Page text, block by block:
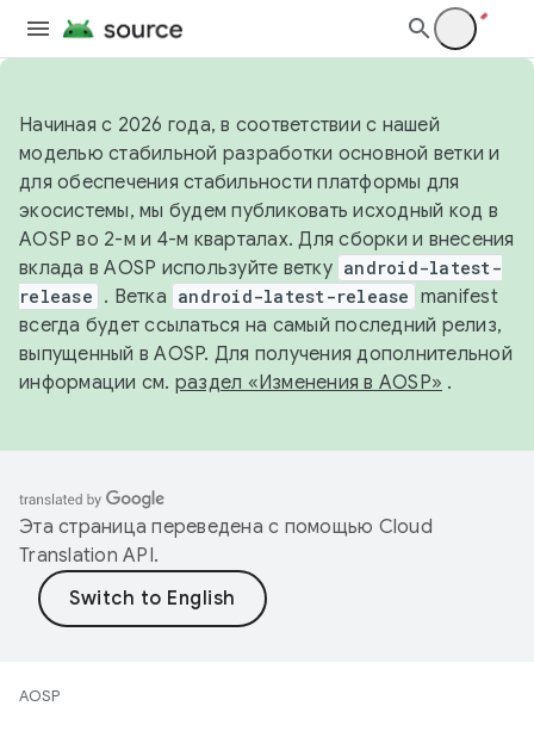
Начиная с 2026 года, в соответствии с нашей
моделью стабильной разработки основной ветки и
для обеспечения стабильности платформы для
экосистемы, мы будем публиковать исходный код в
AOSP во 2-м и 4-м кварталах. Для сборки и внесения
вклада в AOSP используйте ветку android-latest-
release . Ветка android-latest-release manifest
всегда будет ссылаться на самый последний релиз,
выпущенный в AOSP. Для получения дополнительной
информации см. раздел «Изменения в AOSP» .
Эта страница переведена с помощью Cloud
Translation API.
AOSP